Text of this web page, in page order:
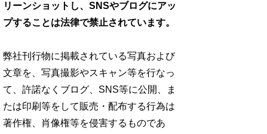
リーンショットし、SNSやブログにアッ
プすることは法律で禁止されています。
弊社刊行物に掲載されている写真および
文章を、写真撮影やスキャン等を行なっ
て、許諾なくブログ、SNS等に公開、ま
たは印刷等をして販売・配布する行為は
著作権、肖像権等を侵害するものであ